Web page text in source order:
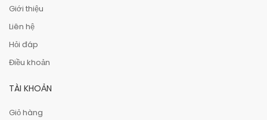
Giới thiệu
Liên hệ
Hỏi đáp
Điều khoản
TÀI KHOẢN
Giỏ hàng